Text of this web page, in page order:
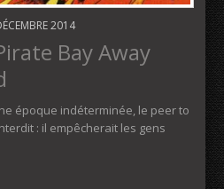
2014
Bay Away
époque indéterminée, le peer to
: il empêcherait les gens